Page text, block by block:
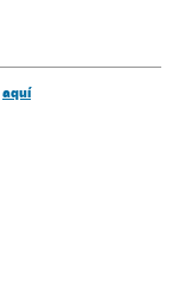
aquí